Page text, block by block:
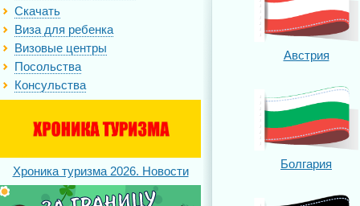
Скачать
Виза для ребенка
Визовые центры
Посольства
Консульства
Хроника туризма 2026. Новости
Австрия
Болгария